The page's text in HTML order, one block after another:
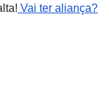
Vai ter aliança?